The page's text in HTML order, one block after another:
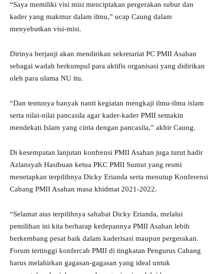
“Saya memiliki visi misi menciptakan pergerakan subur dan
kader yang makmur dalam ilmu,” ucap Caung dalam
menyebutkan visi-misi.
Dirinya berjanji akan mendirikan sekretariat PC PMII Asahan
sebagai wadah berkumpul para aktifis organisasi yang didirikan
oleh para ulama NU itu.
“Dan tentunya banyak nanti kegiatan mengkaji ilmu-ilmu islam
serta nilai-nilai pancasila agar kader-kader PMII semakin
mendekati Islam yang cinta dengan pancasila,” akhir Caung.
Di kesempatan lanjutan konfrensi PMII Asahan juga turut hadir
Azlansyah Hasibuan ketua PKC PMII Sumut yang resmi
menetapkan terpilihnya Dicky Erianda serta menutup Konferensi
Cabang PMII Asahan masa khidmat 2021-2022.
“Selamat atas terpilihnya sahabat Dicky Erianda, melalui
pemilihan ini kita berharap kedepannya PMII Asahan lebih
berkembang pesat baik dalam kaderisasi maupun pergerakan.
Forum tertinggi konfercab PMII di tingkatan Pengurus Cabang
harus melahirkan gagasan-gagasan yang ideal untuk